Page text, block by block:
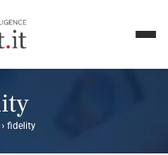
› fidelity